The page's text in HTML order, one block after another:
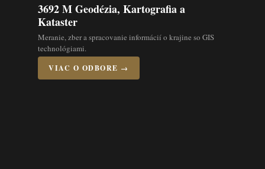
3692 M Geodézia, Kartografia a
Kataster
Meranie, zber a spracovanie informácií o krajine so GIS
technológiami.
VIAC O ODBORE →